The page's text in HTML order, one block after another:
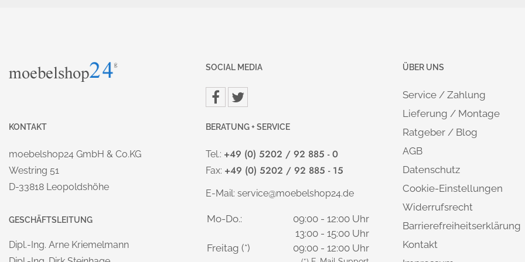
Topfbohrung mit
Kabelspirale KS
Steckdose mit USB
LIEFERUNG & MONTAGE
Die Lieferung erfolgt
MARKE / HERSTELLER:
KONTAKT
moebelshop24 GmbH & Co.KG
Westring 51
D-33818 Leopoldshöhe
GESCHÄFTSLEITUNG
Dipl.-Ing. Arne Kriemelmann
SOCIAL MEDIA
BERATUNG + SERVICE
Tel.: +49 (0) 5202 / 92 885 - 0
Fax: +49 (0) 5202 / 92 885 - 15
E-Mail: service@moebelshop24.de
Mo-Do.:
09:00 - 12:00 Uhr
13:00 - 15:00 Uhr
Freitag (*)
09:00 - 12:00 Uhr
ÜBER UNS
Service / Zahlung
Lieferung / Montage
Ratgeber / Blog
AGB
Datenschutz
Cookie-Einstellungen
Widerrufsrecht
Barrierefreiheitserklärung
Kontakt